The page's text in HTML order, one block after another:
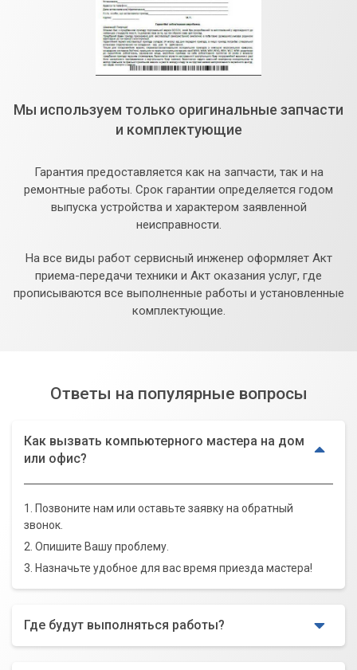
Мы используем только оригинальные запчасти
и комплектующие
Гарантия предоставляется как на запчасти, так и на
ремонтные работы. Срок гарантии определяется годом
выпуска устройства и характером заявленной
неисправности.
На все виды работ сервисный инженер оформляет Акт
приема-передачи техники и Акт оказания услуг, где
прописываются все выполненные работы и установленные
комплектующие.
Ответы на популярные вопросы
Как вызвать компьютерного мастера на дом
или офис?
1. Позвоните нам или оставьте заявку на обратный
звонок.
2. Опишите Вашу проблему.
3. Назначьте удобное для вас время приезда мастера!
Где будут выполняться работы?